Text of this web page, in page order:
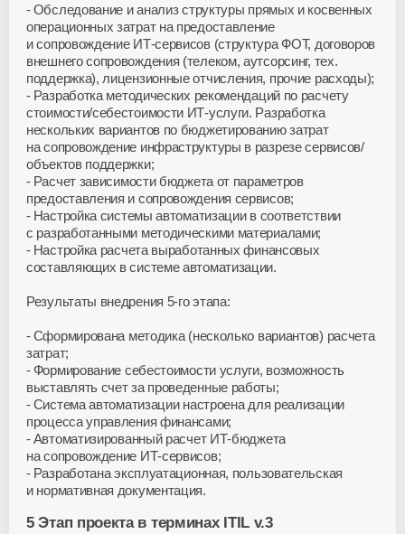
Обследование и анализ структуры прямых и косвенных
операционных затрат на предоставление
и сопровождение ИТ-сервисов (структура ФОТ, договоров
внешнего сопровождения (телеком, аутсорсинг, тех.
поддержка), лицензионные отчисления, прочие расходы);
Разработка методических рекомендаций по расчету
стоимости/себестоимости ИТ-услуги. Разработка
нескольких вариантов по бюджетированию затрат
на сопровождение инфраструктуры в разрезе сервисов/
объектов поддержки;
Расчет зависимости бюджета от параметров
предоставления и сопровождения сервисов;
Настройка системы автоматизации в соответствии
с разработанными методическими материалами;
Настройка расчета выработанных финансовых
составляющих в системе автоматизации.
Результаты внедрения 5-го этапа:
Сформирована методика (несколько вариантов) расчета
затрат;
Формирование себестоимости услуги, возможность
выставлять счет за проведенные работы;
Система автоматизации настроена для реализации
процесса управления финансами;
Автоматизированный расчет ИТ-бюджета
на сопровождение ИТ-сервисов;
Разработана эксплуатационная, пользовательская
и нормативная документация.
5 Этап проекта в терминах ITIL v.3